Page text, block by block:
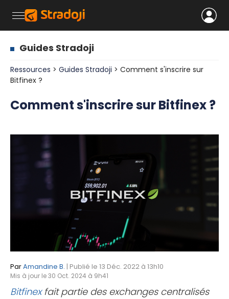
Guides Stradoji
Ressources > Guides Stradoji > Comment s'inscrire sur
Bitfinex ?
Comment s'inscrire sur Bitfinex ?
ParAmandine B. | Publié le 13 Déc. 2022 à 13h10
Mis à jour le 30 Oct. 2024 à 9h41
Bitfinexfait partie des exchanges centralisés